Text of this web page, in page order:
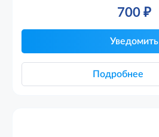
700₽
Уведомить
Подробнее